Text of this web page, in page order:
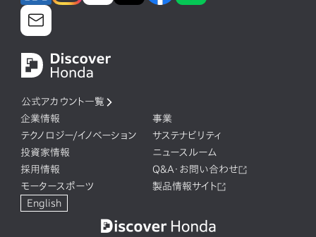
公式アカウント一覧
企業情報
事業
テクノロジー/イノベーション
サステナビリティ
投資家情報
ニュースルーム
採用情報
Q&A・お問い合わせ
モータースポーツ
製品情報サイト
English